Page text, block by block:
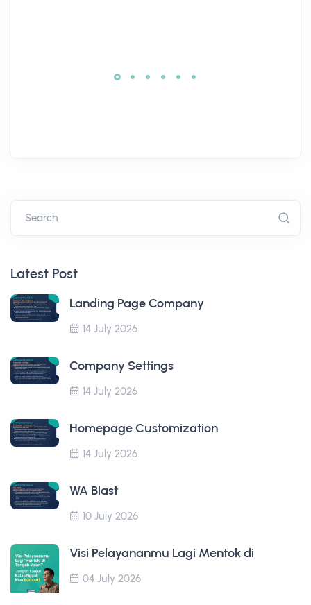
Search
Latest Post
Landing Page Company
14 July 2026
Company Settings
14 July 2026
Homepage Customization
14 July 2026
WA Blast
10 July 2026
Visi Pelayananmu Lagi Mentok di
04 July 2026